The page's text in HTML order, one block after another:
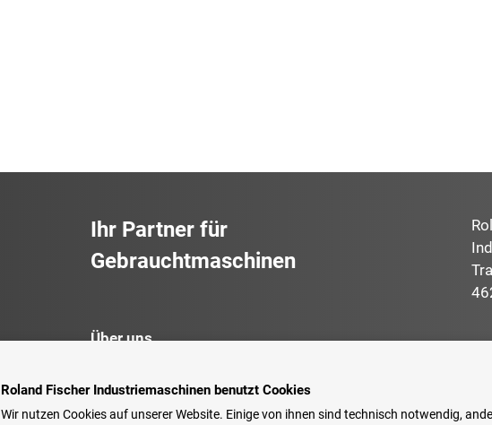
Ihr Partner für
Gebrauchtmaschinen
Über uns
Roland Fischer Industriemaschinen benutzt Cookies
Wir nutzen Cookies auf unserer Website. Einige von ihnen sind technisch notwendig,